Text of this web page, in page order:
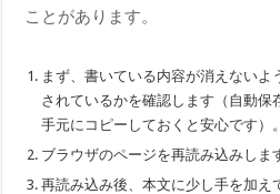
ことがあります。
まず、書いている内容が消えない
されているかを確認します（自動保
手元にコピーしておくと安心です）。
ブラウザのページを再読み込みしま
再読み込み後、本文に少し手を加え